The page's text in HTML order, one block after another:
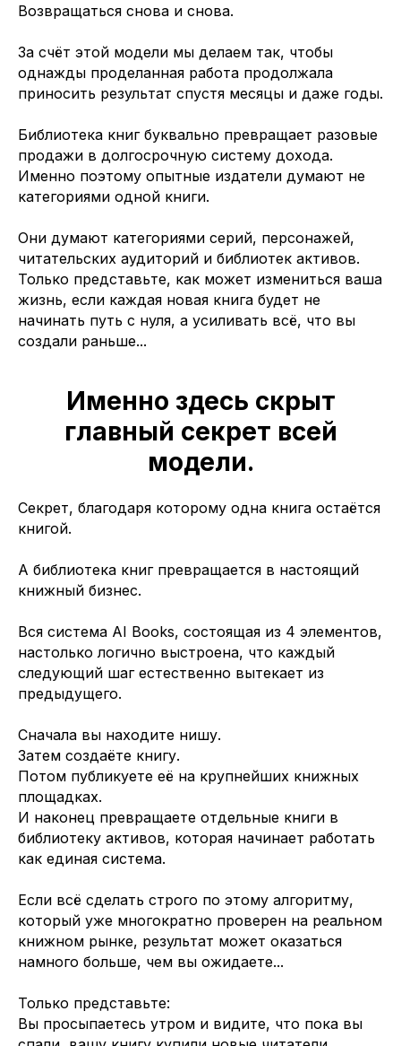
Возвращаться снова и снова.
За счёт этой модели мы делаем так, чтобы
однажды проделанная работа продолжала
приносить результат спустя месяцы и даже годы.
Библиотека книг буквально превращает разовые
продажи в долгосрочную систему дохода.
Именно поэтому опытные издатели думают не
категориями одной книги.
Они думают категориями серий, персонажей,
читательских аудиторий и библиотек активов.
Только представьте, как может измениться ваша
жизнь, если каждая новая книга будет не
начинать путь с нуля, а усиливать всё, что вы
создали раньше...
Именно здесь скрыт
главный секрет всей
модели.
Секрет, благодаря которому одна книга остаётся
книгой.
А библиотека книг превращается в настоящий
книжный бизнес.
Вся система AI Books, состоящая из 4 элементов,
настолько логично выстроена, что каждый
следующий шаг естественно вытекает из
предыдущего.
Сначала вы находите нишу.
Затем создаёте книгу.
Потом публикуете её на крупнейших книжных
площадках.
И наконец превращаете отдельные книги в
библиотеку активов, которая начинает работать
как единая система.
Если всё сделать строго по этому алгоритму,
который уже многократно проверен на реальном
книжном рынке, результат может оказаться
намного больше, чем вы ожидаете...
Только представьте:
Вы просыпаетесь утром и видите, что пока вы